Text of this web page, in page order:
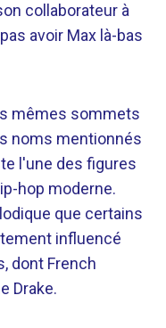
collaborateur à
avoir Max là-bas
mêmes sommets
noms mentionnés
l'une des figures
hop moderne.
que certains
influencé
dont French
Drake.